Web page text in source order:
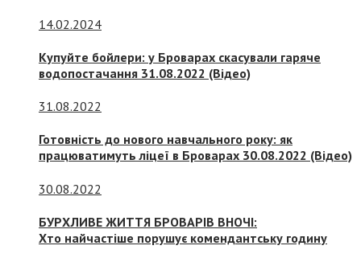
14.02.2024
Купуйте бойлери: у Броварах скасували гаряче
водопостачання 31.08.2022 (Відео)
31.08.2022
Готовність до нового навчального року: як
працюватимуть ліцеї в Броварах 30.08.2022 (Відео)
30.08.2022
БУРХЛИВЕ ЖИТТЯ БРОВАРІВ ВНОЧІ:
Хто найчастіше порушує комендантську годину